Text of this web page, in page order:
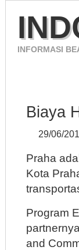
INFORMASI
Biaya
29/06/
Praha
Kota
Program
and